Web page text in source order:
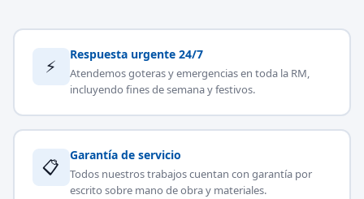
⚡
Respuesta urgente 24/7
Atendemos goteras y emergencias en toda la RM,
incluyendo fines de semana y festivos.
📋
Garantía de servicio
Todos nuestros trabajos cuentan con garantía por
escrito sobre mano de obra y materiales.